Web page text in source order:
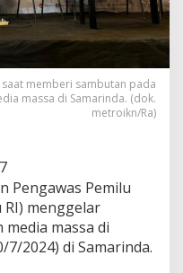
memberi sambutan pada
massa di Samarinda. (dok.
metroikn/Ra)
Pengawas Pemilu
RI) menggelar
massa di
7/2024) di Samarinda.